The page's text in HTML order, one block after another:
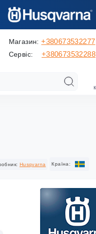
Магазин:+380673532277
Сервіс: +380673532288
Husqvarna Країна: